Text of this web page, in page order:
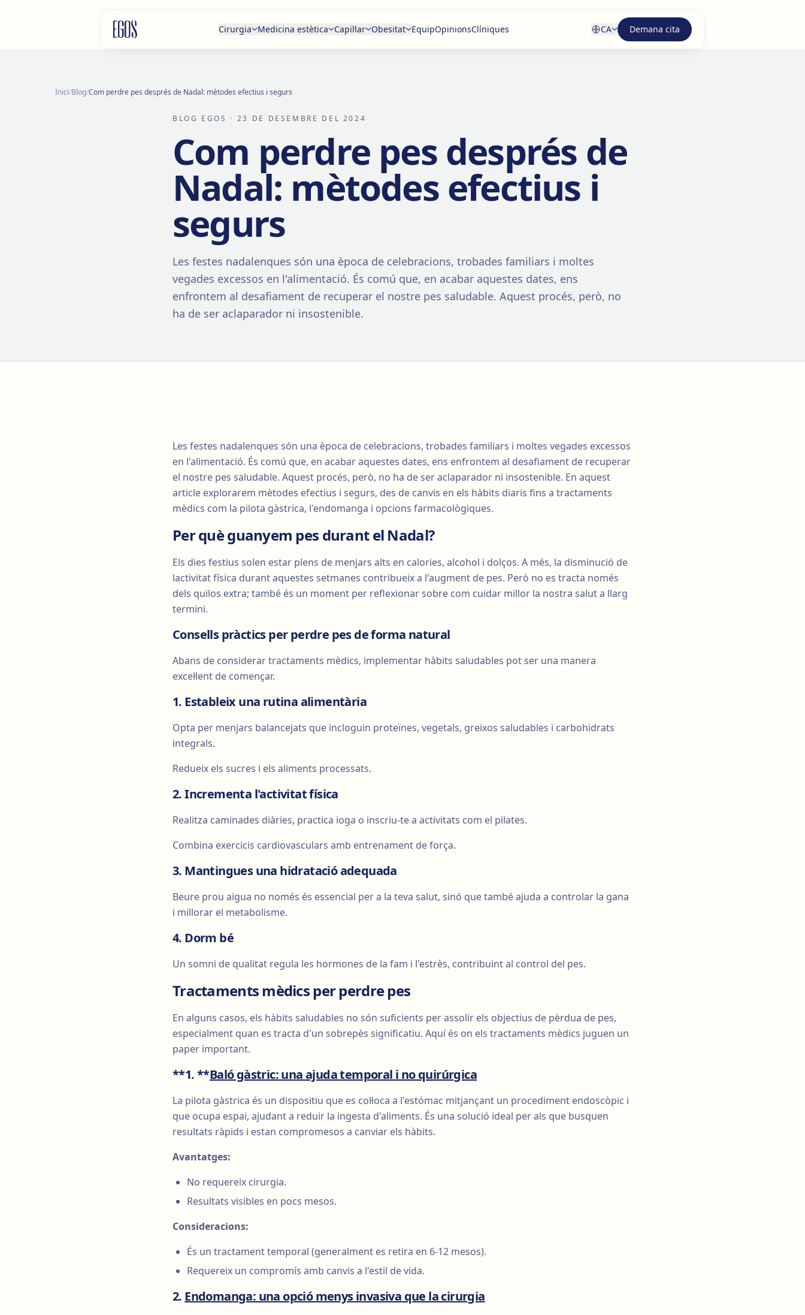
Cirurgia Medicina estètica Capil·lar Obesitat EquipOpinionsClíniques CA Demana cita
Inici/Blog/Com perdre pes després de Nadal: mètodes efectius i segurs
BLOG EGOS · 23 DE DESEMBRE DEL 2024
Com perdre pes després de
Nadal: mètodes efectius i
segurs
Les festes nadalenques són una època de celebracions, trobades familiars i moltes
vegades excessos en l'alimentació. És comú que, en acabar aquestes dates, ens
enfrontem al desafiament de recuperar el nostre pes saludable. Aquest procés, però, no
ha de ser aclaparador ni insostenible.
Les festes nadalenques són una època de celebracions, trobades familiars i moltes vegades excessos
en l'alimentació. És comú que, en acabar aquestes dates, ens enfrontem al desafiament de recuperar
el nostre pes saludable. Aquest procés, però, no ha de ser aclaparador ni insostenible. En aquest
article explorarem mètodes efectius i segurs, des de canvis en els hàbits diaris fins a tractaments
mèdics com la pilota gàstrica, l'endomanga i opcions farmacològiques.
Per què guanyem pes durant el Nadal?
Els dies festius solen estar plens de menjars alts en calories, alcohol i dolços. A més, la disminució de
lactivitat física durant aquestes setmanes contribueix a l'augment de pes. Però no es tracta només
dels quilos extra; també és un moment per reflexionar sobre com cuidar millor la nostra salut a llarg
termini.
Consells pràctics per perdre pes de forma natural
Abans de considerar tractaments mèdics, implementar hàbits saludables pot ser una manera
excel·lent de començar.
1. Estableix una rutina alimentària
Opta per menjars balancejats que incloguin proteïnes, vegetals, greixos saludables i carbohidrats
integrals.
Redueix els sucres i els aliments processats.
2. Incrementa l'activitat física
Realitza caminades diàries, practica ioga o inscriu-te a activitats com el pilates.
Combina exercicis cardiovasculars amb entrenament de força.
3. Mantingues una hidratació adequada
Beure prou aigua no només és essencial per a la teva salut, sinó que també ajuda a controlar la gana
i millorar el metabolisme.
4. Dorm bé
Un somni de qualitat regula les hormones de la fam i l'estrès, contribuint al control del pes.
Tractaments mèdics per perdre pes
En alguns casos, els hàbits saludables no són suficients per assolir els objectius de pèrdua de pes,
especialment quan es tracta d'un sobrepès significatiu. Aquí és on els tractaments mèdics juguen un
paper important.
**1. **Baló gàstric: una ajuda temporal i no quirúrgica
La pilota gàstrica és un dispositiu que es col·loca a l'estómac mitjançant un procediment endoscòpic i
que ocupa espai, ajudant a reduir la ingesta d'aliments. És una solució ideal per als que busquen
resultats ràpids i estan compromesos a canviar els hàbits.
Avantatges:
No requereix cirurgia.
Resultats visibles en pocs mesos.
Consideracions:
És un tractament temporal (generalment es retira en 6-12 mesos).
Requereix un compromís amb canvis a l'estil de vida.
2. Endomanga: una opció menys invasiva que la cirurgia